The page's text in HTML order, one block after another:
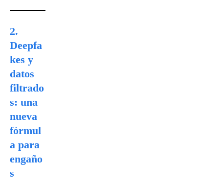
2.
Deepfa
kes y
datos
filtrado
s: una
nueva
fórmul
a para
engaño
s